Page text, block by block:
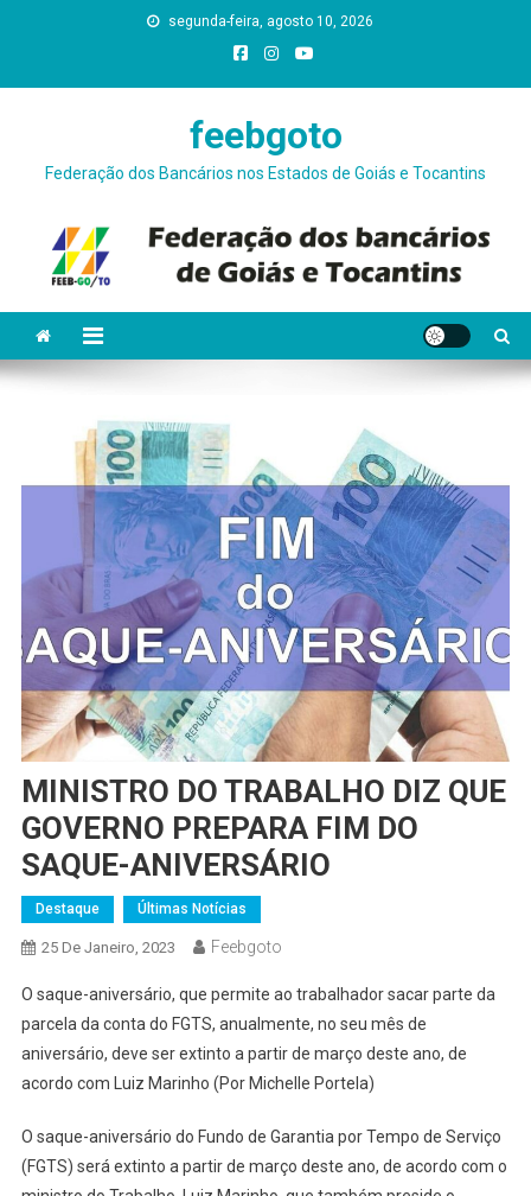
segunda-feira, agosto 10, 2026
feebgoto
Federação dos Bancários nos Estados de Goiás e Tocantins
MINISTRO DO TRABALHO DIZ QUE
GOVERNO PREPARA FIM DO
SAQUE-ANIVERSÁRIO
Destaque Últimas Notícias
25 De Janeiro, 2023 Feebgoto
O saque-aniversário, que permite ao trabalhador sacar parte da
parcela da conta do FGTS, anualmente, no seu mês de
aniversário, deve ser extinto a partir de março deste ano, de
acordo com Luiz Marinho (Por Michelle Portela)
O saque-aniversário do Fundo de Garantia por Tempo de Serviço
(FGTS) será extinto a partir de março deste ano, de acordo com o